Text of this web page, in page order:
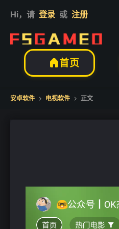
首页
Hi，请 登录 或 注册
安卓软件  电视软件  正文